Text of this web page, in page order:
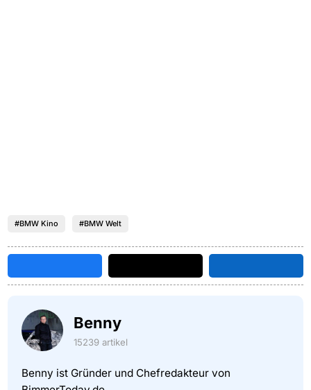
#BMW Kino #BMW Welt
Benny
15239 artikel
Benny ist Gründer und Chefredakteur von